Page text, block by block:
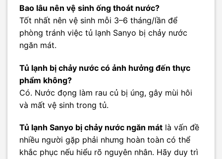
Bao lâu nên vệ sinh ống thoát nước?
Tốt nhất nên vệ sinh mỗi 3–6 tháng/lần để
phòng tránh việc tủ lạnh Sanyo bị chảy nước
ngăn mát.
Tủ lạnh bị chảy nước có ảnh hưởng đến thực
phẩm không?
Có. Nước đọng làm rau củ bị úng, gây mùi hôi
và mất vệ sinh trong tủ.
Tủ lạnh Sanyo bị chảy nước ngăn mát là vấn đề
nhiều người gặp phải nhưng hoàn toàn có thể
khắc phục nếu hiểu rõ nguyên nhân. Hãy duy trì